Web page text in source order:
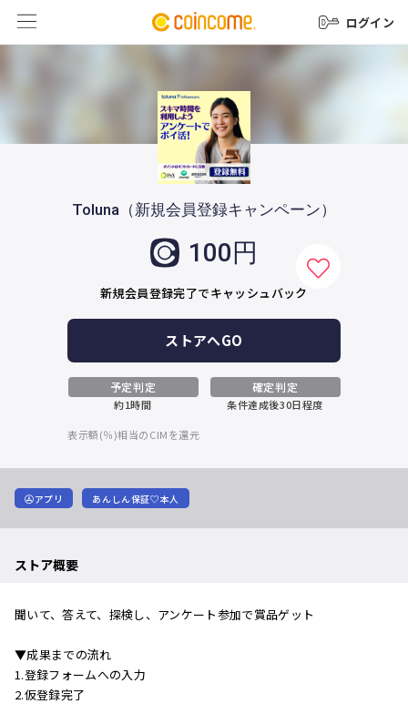
ログイン
Toluna（新規会員登録キャンペーン）
100円
新規会員登録完了でキャッシュバック
ストアへGO
予定判定
約1時間
確定判定
条件達成後30日程度
表示額(％)相当のCIMを還元
アプリ あんしん保証♡本人
ストア概要
聞いて、答えて、探検し、アンケート参加で賞品ゲット
▼成果までの流れ
1.登録フォームへの入力
2.仮登録完了